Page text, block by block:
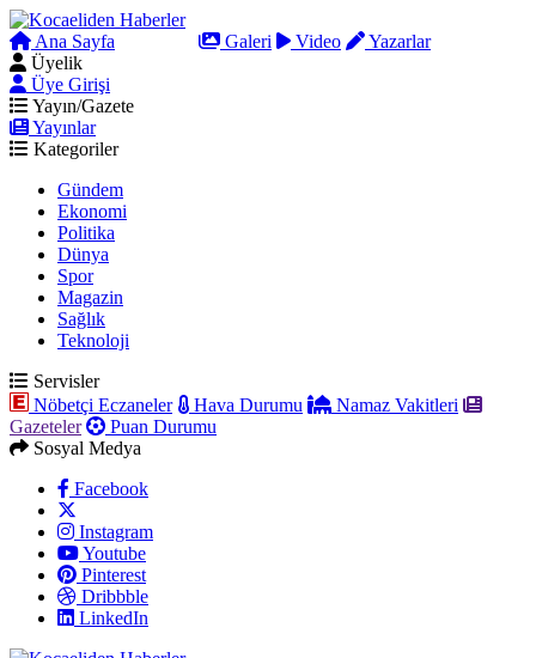
Ana Sayfa Galeri Video
Yazarlar
Üyelik
Üye Girişi
Yayın/Gazete
Yayınlar
Kategoriler
Gündem
Ekonomi
Politika
Dünya
Spor
Magazin
Sağlık
Teknoloji
Servisler
Nöbetçi Eczaneler
Hava Durumu
Namaz Vakitleri
Gazeteler
Puan Durumu
Sosyal Medya
Facebook
Instagram
Youtube
Pinterest
Dribbble
LinkedIn